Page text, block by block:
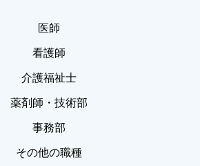
医師
看護師
介護福祉士
薬剤師・技術部
事務部
その他の職種